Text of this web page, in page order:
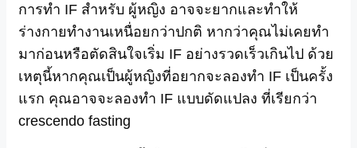
การทำ IF สำหรับ ผู้หญิง อาจจะยากและทำให้
ร่างกายทำงานเหนื่อยกว่าปกติ หากว่าคุณไม่เคยทำ
มาก่อนหรือตัดสินใจเริ่ม IF อย่างรวดเร็วเกินไป ด้วย
เหตุนี้หากคุณเป็นผู้หญิงที่อยากจะลองทำ IF เป็นครั้ง
แรก คุณอาจจะลองทำ IF แบบดัดแปลง ที่เรียกว่า
crescendo fasting